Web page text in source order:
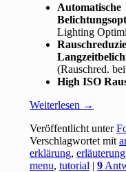
Automatische
Lighting
(Rauschred.
High ISO
Weiterlesen →
Veröffentlicht unter
Verschlagwortet mit
erklärung,erläuterung
menu,tutorial |9